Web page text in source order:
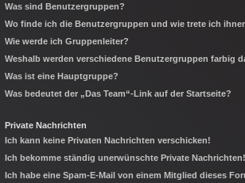
Was sind Benutzergruppen?
Wo finde ich die Benutzergruppen und wie trete ich
Wie werde ich Gruppenleiter?
Weshalb werden verschiedene Benutzergruppen farbig
Was ist eine Hauptgruppe?
Was bedeutet der „Das Team“-Link auf der Startseite?
Private Nachrichten
Ich kann keine Privaten Nachrichten verschicken!
Ich bekomme ständig unerwünschte Private Nachrichten!
Ich habe eine Spam-E-Mail von einem Mitglied dieses